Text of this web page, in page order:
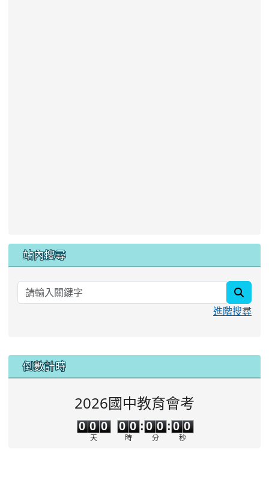
站內搜尋
進階搜尋
::: 倒數計時
2026國中教育會考
0 0 0
天
0
0
0
0
時
:
0
0
0
0
分
:
0
0
0
0
秒